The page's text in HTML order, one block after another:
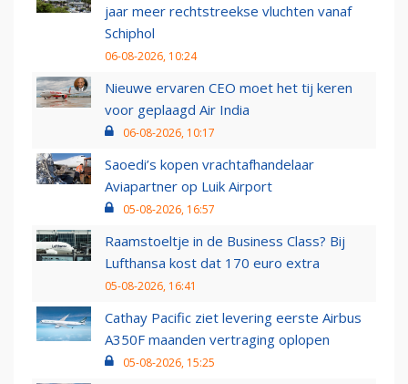
jaar meer rechtstreekse vluchten vanaf
Schiphol
06-08-2026, 10:24
Nieuwe ervaren CEO moet het tij keren
voor geplaagd Air India
06-08-2026, 10:17
Saoedi’s kopen vrachtafhandelaar
Aviapartner op Luik Airport
05-08-2026, 16:57
Raamstoeltje in de Business Class? Bij
Lufthansa kost dat 170 euro extra
05-08-2026, 16:41
Cathay Pacific ziet levering eerste Airbus
A350F maanden vertraging oplopen
05-08-2026, 15:25